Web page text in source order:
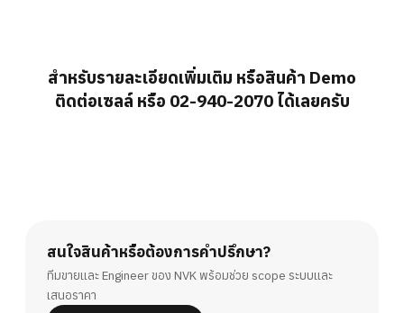
สำหรับรายละเอียดเพิ่มเติม หรือสินค้า Demo
ติดต่อเซลล์ หรือ 02-940-2070 ได้เลยครับ
สนใจสินค้าหรือต้องการคำปรึกษา?
ทีมขายและ Engineer ของ NVK พร้อมช่วย scope ระบบและ
เสนอราคา